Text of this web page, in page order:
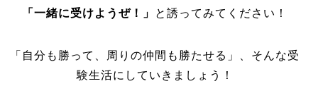
「一緒に受けようぜ！」 と誘ってみてください！
「自分も勝って、周りの仲間も勝たせる」、そんな受
験生活にしていきましょう！